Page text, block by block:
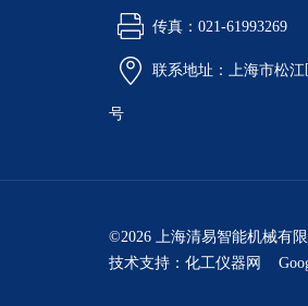
传真：021-61993269
联系地址：上海市松江
号
©2026 上海清易智能机械有
技术支持： 化工仪器网